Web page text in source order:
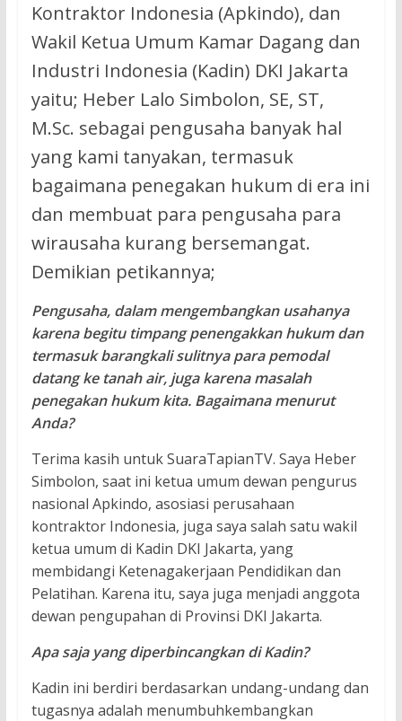
Kontraktor Indonesia (Apkindo), dan
Wakil Ketua Umum Kamar Dagang dan
Industri Indonesia (Kadin) DKI Jakarta
yaitu; Heber Lalo Simbolon, SE, ST,
M.Sc. sebagai pengusaha banyak hal
yang kami tanyakan, termasuk
bagaimana penegakan hukum di era ini
dan membuat para pengusaha para
wirausaha kurang bersemangat.
Demikian petikannya;
Pengusaha, dalam mengembangkan usahanya
karena begitu timpang penengakkan hukum dan
termasuk barangkali sulitnya para pemodal
datang ke tanah air, juga karena masalah
penegakan hukum kita. Bagaimana menurut
Anda?
Terima kasih untuk SuaraTapianTV. Saya Heber
Simbolon, saat ini ketua umum dewan pengurus
nasional Apkindo, asosiasi perusahaan
kontraktor Indonesia, juga saya salah satu wakil
ketua umum di Kadin DKI Jakarta, yang
membidangi Ketenagakerjaan Pendidikan dan
Pelatihan. Karena itu, saya juga menjadi anggota
dewan pengupahan di Provinsi DKI Jakarta.
Apa saja yang diperbincangkan di Kadin?
Kadin ini berdiri berdasarkan undang-undang dan
tugasnya adalah menumbuhkembangkan